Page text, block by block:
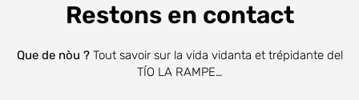
Restons en contact
Que de nòu ?Tout savoir sur la vida vidanta et trépidante del
TÍO LA RAMPE…